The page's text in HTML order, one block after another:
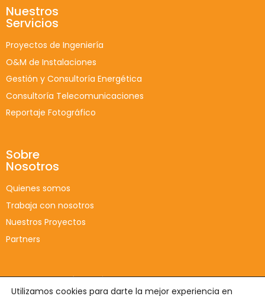
Nuestros
Servicios
Proyectos de Ingeniería
O&M de Instalaciones
Gestión y Consultoría Energética
Consultoría Telecomunicaciones
Reportaje Fotográfico
Sobre
Nosotros
Quienes somos
Trabaja con nosotros
Nuestros Proyectos
Partners
Enlaces de interés
Utilizamos cookies para darte la mejor experiencia en